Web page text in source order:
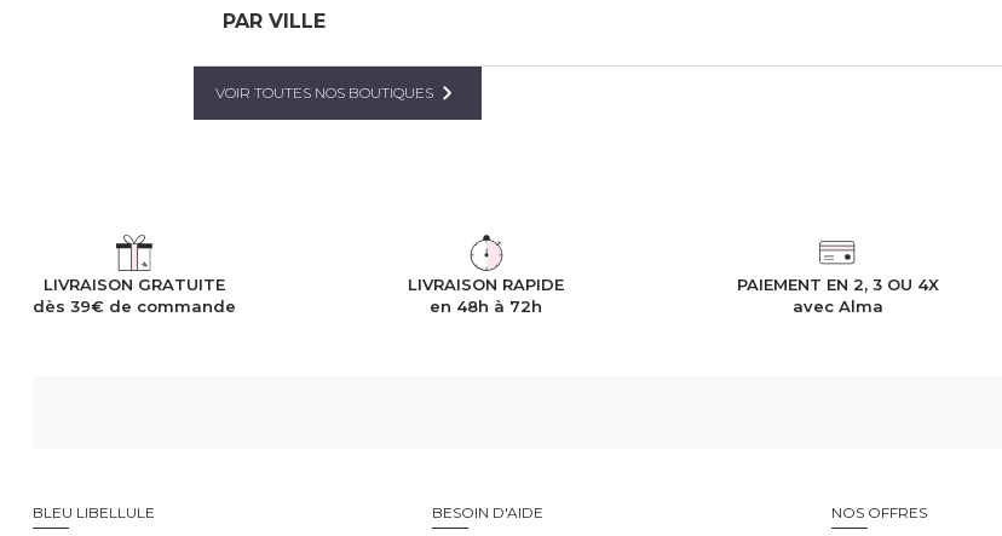
PAR VILLE
VOIR TOUTES NOS BOUTIQUES
LIVRAISON GRATUITE
dès 39€ de commande
LIVRAISON RAPIDE
en 48h à 72h
PAIEMENT EN 2, 3 OU 4X
avec Alma
BLEU LIBELLULE BESOIN D'AIDE NOS OFFRES